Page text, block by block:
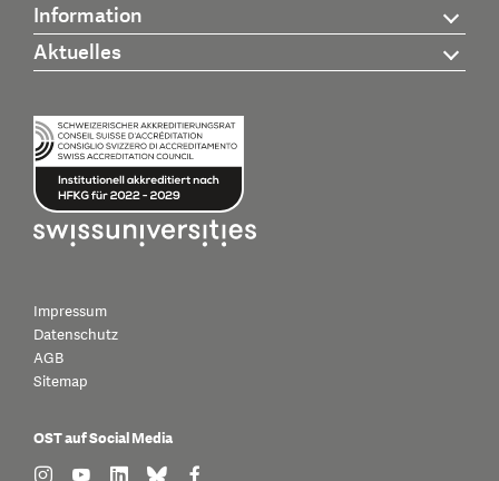
Information
Aktuelles
Impressum
Datenschutz
AGB
Sitemap
OST auf Social Media